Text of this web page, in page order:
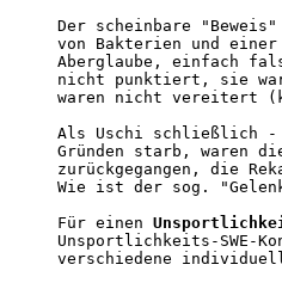
Der scheinbare
von Bakterien und
Aberglaube, einfach
nicht punktiert, sie
waren nicht vereitert
Als Uschi schließlich -
Gründen starb, waren
zurückgegangen, die
Wie ist der sog.
Für einen
Unsportlichkeits-SWE-
verschiedene